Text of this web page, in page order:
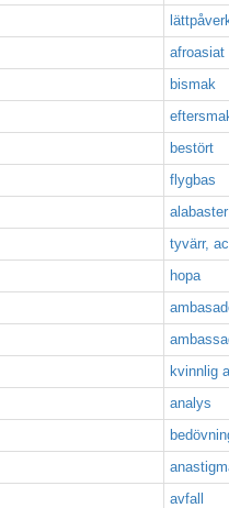
afroasiat
bismak
bestört
flygbas
alabaster
tyvärr,
hopa
kvinnlig
analys
avfall